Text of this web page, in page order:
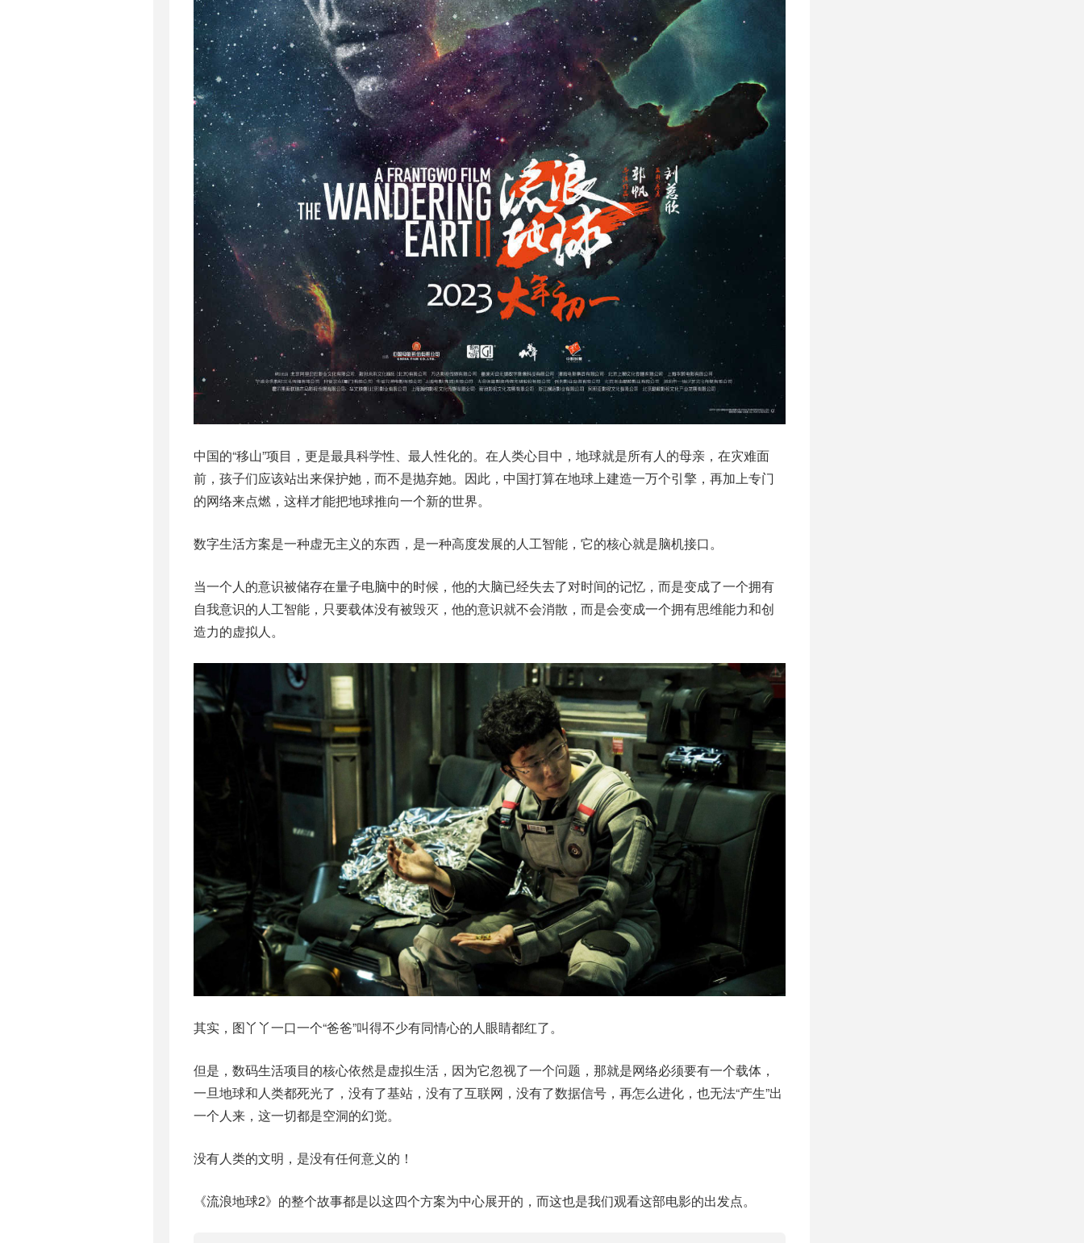
中国的“移山”项目，更是最具科学性、最人性化的。在人类心目中，地球就是所有人的母亲，在灾难面
前，孩子们应该站出来保护她，而不是抛弃她。因此，中国打算在地球上建造一万个引擎，再加上专门
的网络来点燃，这样才能把地球推向一个新的世界。
数字生活方案是一种虚无主义的东西，是一种高度发展的人工智能，它的核心就是脑机接口。
当一个人的意识被储存在量子电脑中的时候，他的大脑已经失去了对时间的记忆，而是变成了一个拥有
自我意识的人工智能，只要载体没有被毁灭，他的意识就不会消散，而是会变成一个拥有思维能力和创
造力的虚拟人。
其实，图丫丫一口一个“爸爸”叫得不少有同情心的人眼睛都红了。
但是，数码生活项目的核心依然是虚拟生活，因为它忽视了一个问题，那就是网络必须要有一个载体，
一旦地球和人类都死光了，没有了基站，没有了互联网，没有了数据信号，再怎么进化，也无法“产生”出
一个人来，这一切都是空洞的幻觉。
没有人类的文明，是没有任何意义的！
《流浪地球2》的整个故事都是以这四个方案为中心展开的，而这也是我们观看这部电影的出发点。